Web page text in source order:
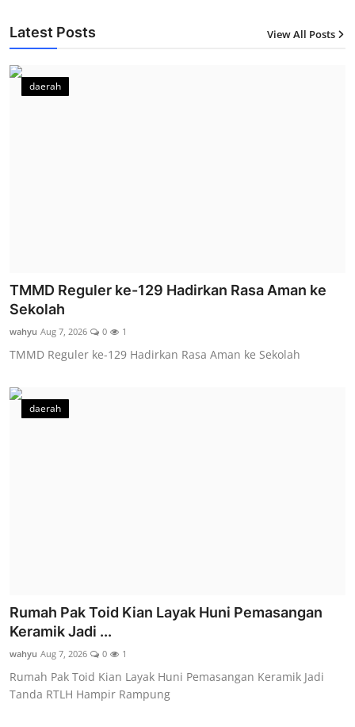
Latest Posts View All Posts
daerah
TMMD Reguler ke-129 Hadirkan Rasa Aman ke
Sekolah
wahyu Aug 7, 2026 0 1
TMMD Reguler ke-129 Hadirkan Rasa Aman ke Sekolah
daerah
Rumah Pak Toid Kian Layak Huni Pemasangan
Keramik Jadi ...
wahyu Aug 7, 2026 0 1
Rumah Pak Toid Kian Layak Huni Pemasangan Keramik Jadi
Tanda RTLH Hampir Rampung
12